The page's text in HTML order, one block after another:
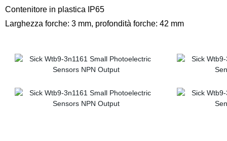
Contenitore in plastica IP65
Larghezza forche: 3 mm, profondità forche: 42 mm